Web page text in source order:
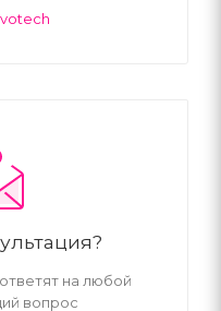
на любой
вопрос